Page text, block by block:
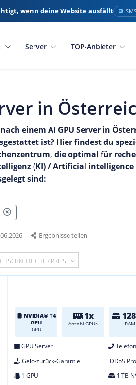
wenn deine Website ausfällt SMS
Server TOP-Anbieter
in
einem AI GPU Server in
ist? Hier findest du
die optimal für
(KI) / Artificial intelligence
sind:
Ergebnisse teilen
PREIS
NVIDIA® T4
GPU
GPU
1x
Anzahl GPUs RAM
GPU Server
Geld-zurück-Garantie
DDoS
1 GPU
1 TB